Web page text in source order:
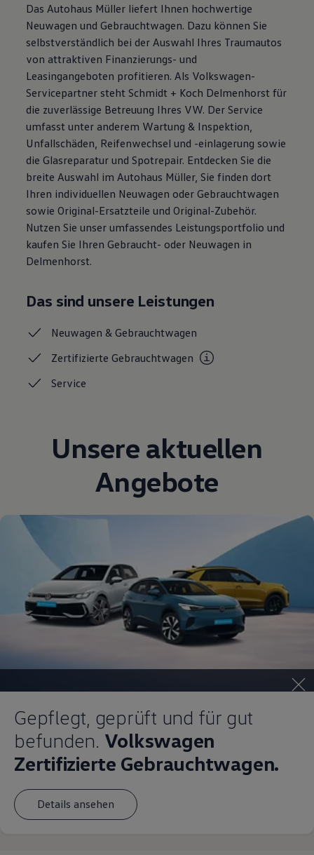
Schutz und Pflege
Transport
Entertainment und Elektronik
Individualisieren
Wallbox und Ladekabel
Digitale Extras
Dienste für Ihr Modell finden
Volkswagen Apps, Login und Shop
Handy und Fahrzeug verbinden
Updates für Software, Karten und Radio
Über Ihr Auto
Vorgängermodelle
Kundeninformationen
Volkswagen Kundenbetreuung
Warn- und Kontrollleuchten
Assistenzsysteme
Digitale Betriebsanleitung
Live Beratung
Magazin
Lifestyle
Transport
Volkswagen R
Volkswagen Kundenbetreuung
Das Autohaus Müller liefert Ihnen hochwertige
Neuwagen und Gebrauchtwagen. Dazu können Sie
selbstverständlich bei der Auswahl Ihres Traumautos
von attraktiven Finanzierungs- und
Leasingangeboten profitieren. Als Volkswagen-
Servicepartner steht Schmidt + Koch Delmenhorst für
die zuverlässige Betreuung Ihres VW. Der Service
umfasst unter anderem Wartung & Inspektion,
Unfallschäden, Reifenwechsel und -einlagerung sowie
die Glasreparatur und Spotrepair. Entdecken Sie die
breite Auswahl im Autohaus Müller, Sie finden dort
Ihren individuellen Neuwagen oder Gebrauchtwagen
sowie Original-Ersatzteile und Original-Zubehör.
Nutzen Sie unser umfassendes Leistungsportfolio und
kaufen Sie Ihren Gebraucht- oder Neuwagen in
Delmenhorst.
Das sind unsere Leistungen
Neuwagen &Gebrauchtwagen
ZertifizierteGebrauchtwagen
Service
Unsere aktuellen
Angebote
Gepflegt, geprüft und für gut
befunden. Volkswagen
Zertifizierte Gebrauchtwagen.
Details ansehen